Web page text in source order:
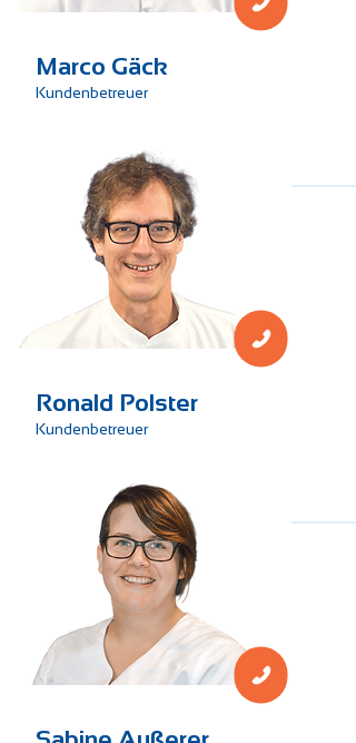
Marco Gäck
Kundenbetreuer
Ronald Polster
Kundenbetreuer